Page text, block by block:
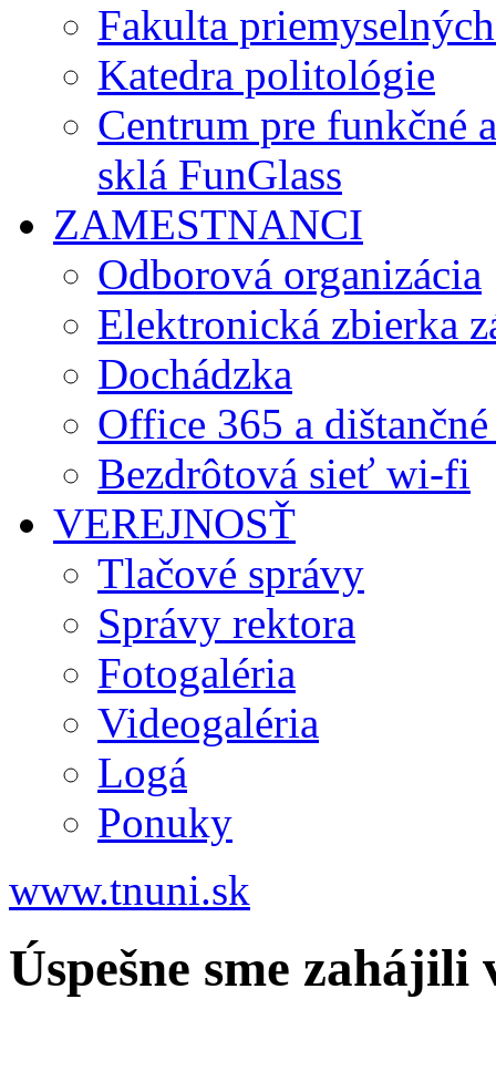
Fakulta
Katedra politológie
Centrum pre funkčné
sklá FunGlass
ZAMESTNANCI
Odborová organizácia
Elektronická zbierka
Dochádzka
Office 365 a
Bezdrôtová sieť wi-fi
VEREJNOSŤ
Tlačové správy
Správy rektora
Fotogaléria
Videogaléria
Logá
Ponuky
www.tnuni.sk
Úspešne sme